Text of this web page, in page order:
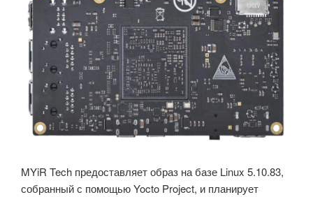
MYiR Tech предоставляет образ на базе Linux 5.10.83,
собранный с помощью Yocto Project, и планирует